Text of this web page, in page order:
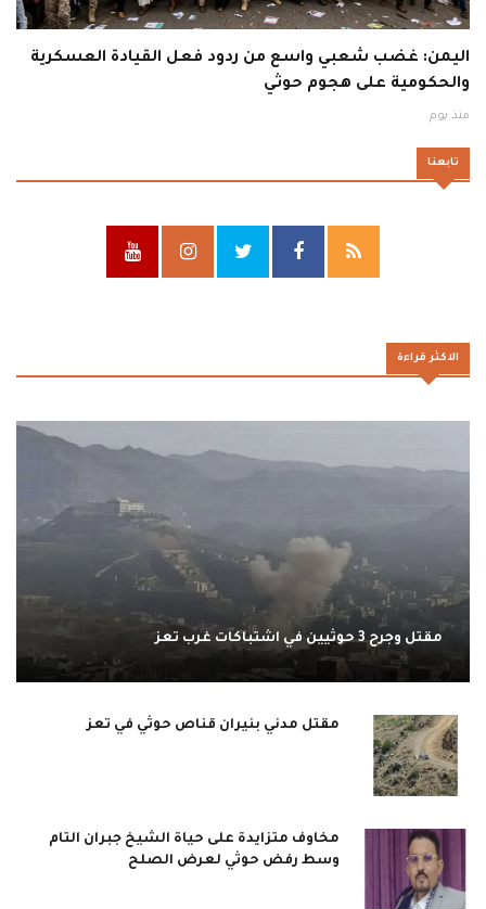
اليمن: غضب شعبي واسع من ردود فعل القيادة العسكرية
والحكومية على هجوم حوثي
منذ يوم
تابعنا
الاكثر قراءة
مقتل وجرح 3 حوثيين في اشتباكات غرب تعز
مقتل مدني بنيران قناص حوثي في تعز
مخاوف متزايدة على حياة الشيخ جبران التام
وسط رفض حوثي لعرض الصلح